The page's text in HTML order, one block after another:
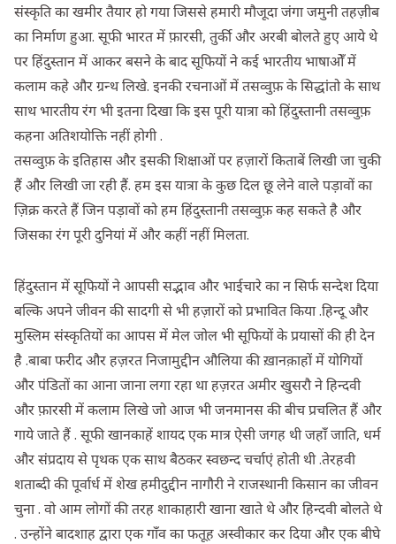
संस्कृति का खमीर तैयार हो गया जिससे हमारी मौजूदा जंगा जमुनी तहज़ीब
का निर्माण हुआ. सूफी भारत में फ़ारसी, तुर्की और अरबी बोलते हुए आये थे
पर हिंदुस्तान में आकर बसने के बाद सूफियों ने कई भारतीय भाषाओँ में
कलाम कहे और ग्रन्थ लिखे. इनकी रचनाओं में तसव्वुफ़ के सिद्धांतो के साथ
साथ भारतीय रंग भी इतना दिखा कि इस पूरी यात्रा को हिंदुस्तानी तसव्वुफ़
कहना अतिशयोक्ति नहीं होगी .
तसव्वुफ़ के इतिहास और इसकी शिक्षाओं पर हज़ारों किताबें लिखी जा चुकी
हैं और लिखी जा रही हैं. हम इस यात्रा के कुछ दिल छू लेने वाले पड़ावों का
ज़िक्र करते हैं जिन पड़ावों को हम हिंदुस्तानी तसव्वुफ़ कह सकते है और
जिसका रंग पूरी दुनियां में और कहीं नहीं मिलता.
हिंदुस्तान में सूफियों ने आपसी सद्भाव और भाईचारे का न सिर्फ सन्देश दिया
बल्कि अपने जीवन की सादगी से भी हज़ारों को प्रभावित किया .हिन्दू और
मुस्लिम संस्कृतियों का आपस में मेल जोल भी सूफियों के प्रयासों की ही देन
है .बाबा फरीद और हज़रत निजामुद्दीन औलिया की ख़ानक़ाहों में योगियों
और पंडितों का आना जाना लगा रहा था हज़रत अमीर खुसरौ ने हिन्दवी
और फ़ारसी में कलाम लिखे जो आज भी जनमानस की बीच प्रचलित हैं और
गाये जाते हैं . सूफी खानकाहें शायद एक मात्र ऐसी जगह थी जहाँ जाति, धर्म
और संप्रदाय से पृथक एक साथ बैठकर स्वछन्द चर्चाएं होती थी .तेरहवी
शताब्दी की पूर्वार्ध में शेख हमीदुद्दीन नागौरी ने राजस्थानी किसान का जीवन
चुना . वो आम लोगों की तरह शाकाहारी खाना खाते थे और हिन्दवी बोलते थे
. उन्होंने बादशाह द्वारा एक गाँव का फतूह अस्वीकार कर दिया और एक बीघे